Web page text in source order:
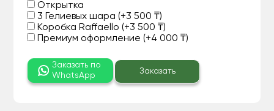
Открытка
3 Гелиевых шара (+3 500 ₸)
Коробка Raffaello (+3 500 ₸)
Премиум оформление (+4 000 ₸)
Заказать по
WhatsApp
Заказать